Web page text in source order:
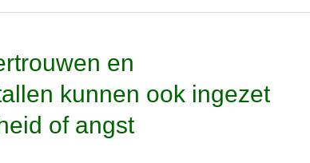
en
kunnen ook ingezet
of angst